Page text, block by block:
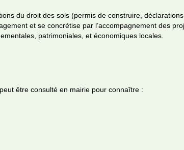
du droit des sols (permis de construire, déclarations
et se concrétise par l’accompagnement des
patrimoniales, et économiques locales.
être consulté en mairie pour connaître :